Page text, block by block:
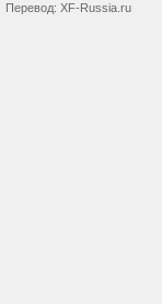
Перевод: XF-Russia.ru